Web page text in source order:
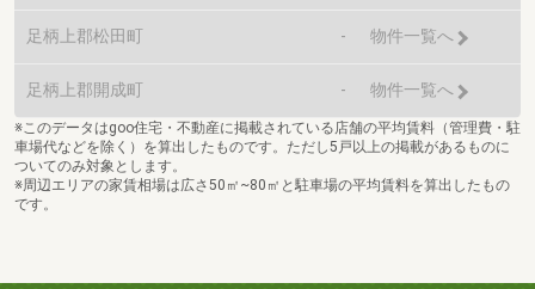
足柄上郡松田町 - 物件一覧へ
足柄上郡開成町 - 物件一覧へ
※このデータはgoo住宅・不動産に掲載されている店舗の平均賃料（管理費・駐
車場代などを除く）を算出したものです。ただし5戸以上の掲載があるものに
ついてのみ対象とします。
※周辺エリアの家賃相場は広さ50㎡~80㎡と駐車場の平均賃料を算出したもの
です。